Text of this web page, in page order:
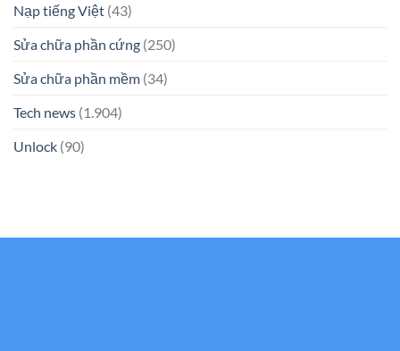
Nạp tiếng Việt (43)
Sửa chữa phần cứng (250)
Sửa chữa phần mềm (34)
Tech news (1.904)
Unlock (90)